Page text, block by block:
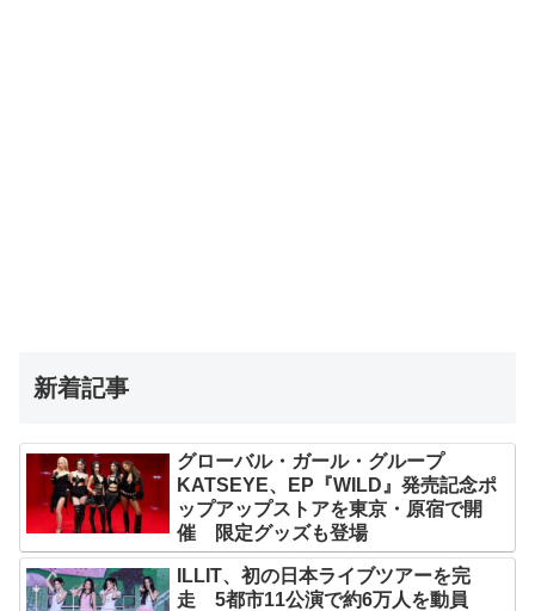
新着記事
グローバル・ガール・グループ
KATSEYE、EP『WILD』発売記念ポ
ップアップストアを東京・原宿で開
催 限定グッズも登場
ILLIT、初の日本ライブツアーを完
走 5都市11公演で約6万人を動員